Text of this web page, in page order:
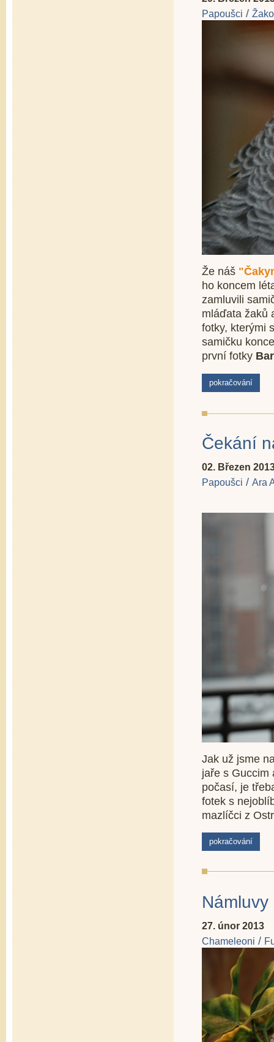
Papoušci /
Že náš
ho koncem
zamluvili
mláďata žaků
fotky, kterými
samičku
první fotky
pokračování
Čekání
02. Březen
Papoušci / Ara
Jak už jsme
jaře s Guccim
počasí, je
fotek s
mazlíčci z
pokračování
27. únor 2013
Chameleoni /